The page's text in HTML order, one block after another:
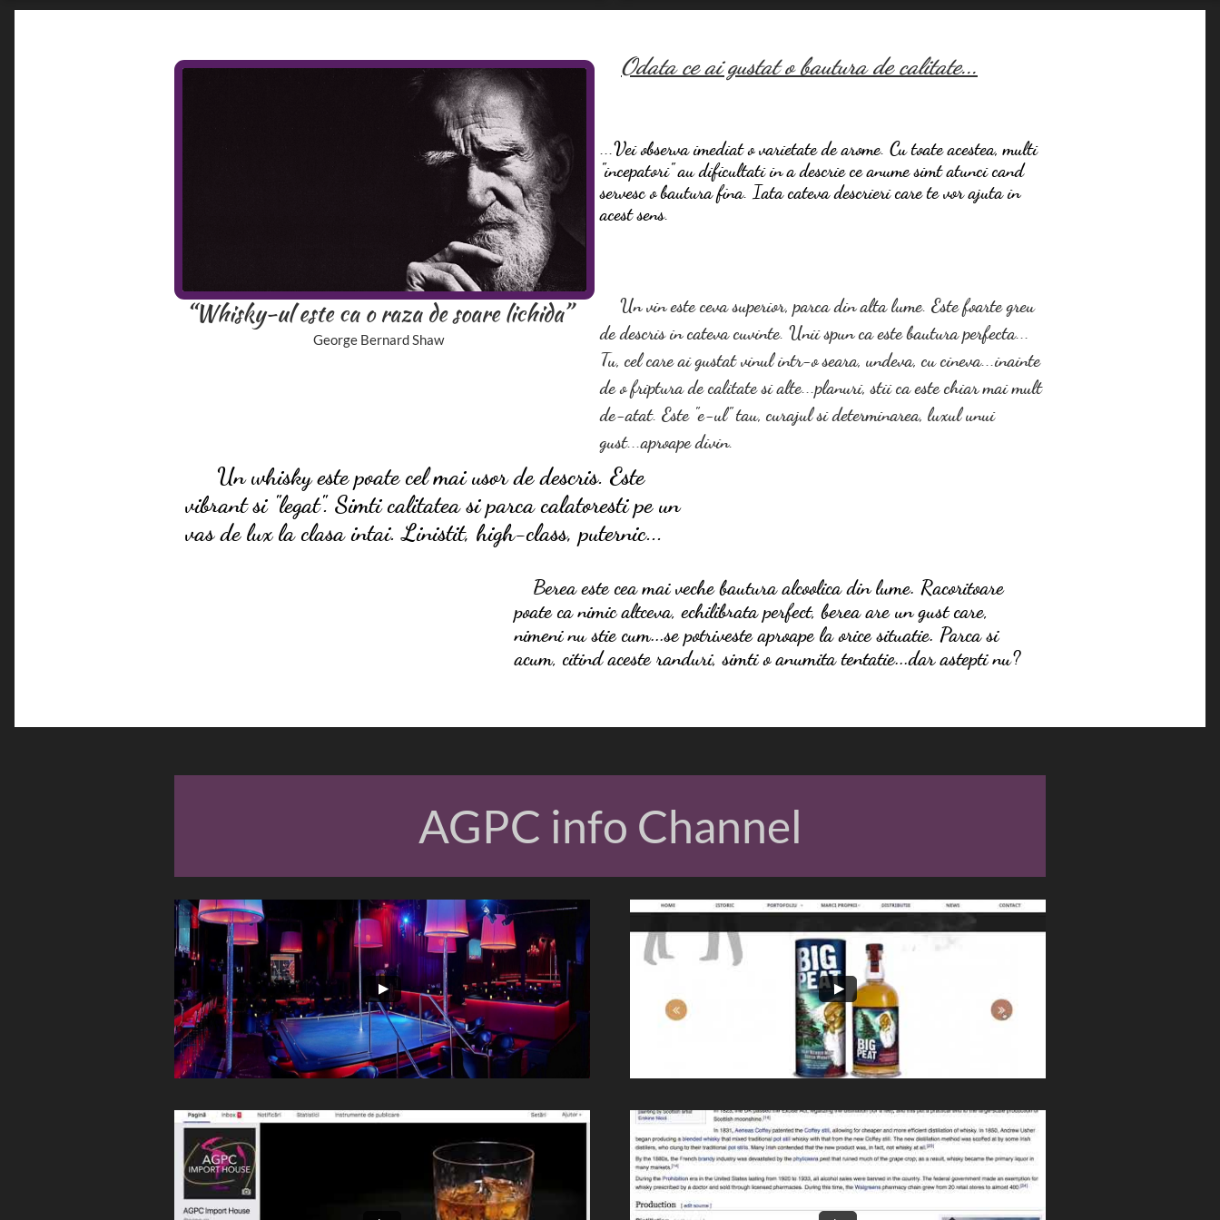
Odata ce ai gustat o bautura de calitate...
“Whisky-ul este ca o raza de soare lichida”
George Bernard Shaw
Un vin este ceva superior, parca din alta lume. Este foarte greu
de descris in cateva cuvinte. Unii spun ca este bautura perfecta...
Tu, cel care ai gustat vinul intr-o seara, undeva, cu cineva...inainte
de o friptura de calitate si alte...planuri, stii ca este chiar mai mult
de-atat. Este "e-ul" tau, curajul si determinarea, luxul unui
gust...aproape divin.
Berea este cea mai veche bautura alcoolica din lume. Racoritoare
poate ca nimic altceva, echilibrata perfect, berea are un gust care,
nimeni nu stie cum...se potriveste aproape la orice situatie. Parca si
acum, citind aceste randuri, simti o anumita tentatie...dar astepti nu?
Un whisky este poate cel mai usor de descris. Este
vibrant si "legat". Simti calitatea si parca calatoresti pe un
vas de lux la clasa intai. Linistit, high-class, puternic...
...Vei observa imediat o varietate de arome. Cu toate acestea, multi
"incepatori" au dificultati in a descrie ce anume simt atunci cand
servesc o bautura fina. Iata cateva descrieri care te vor ajuta in
acest sens.
AGPC info Channel